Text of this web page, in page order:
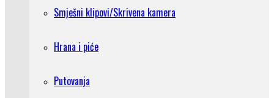
Smješni klipovi/Skrivena kamera
Hrana i piće
Putovanja